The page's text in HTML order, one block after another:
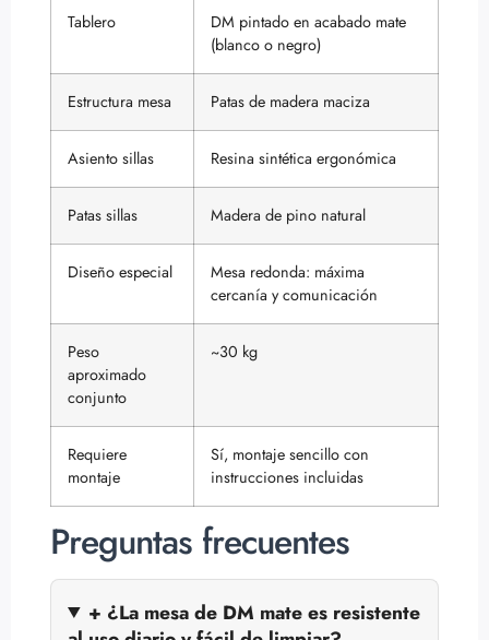
Tablero
DM pintado en acabado mate
(blanco o negro)
Estructura mesa Patas de madera maciza
Asiento sillas Resina sintética ergonómica
Patas sillas Madera de pino natural
Diseño especial
Mesa redonda: máxima
cercanía y comunicación
Peso
aproximado
conjunto
~30 kg
Requiere
montaje
Sí, montaje sencillo con
instrucciones incluidas
Preguntas frecuentes
+ ¿La mesa de DM mate es resistente